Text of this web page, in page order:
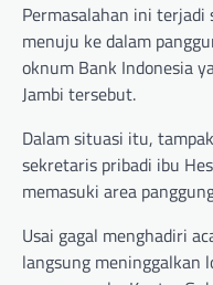
Permasalahan ini terjadi
menuju ke dalam
oknum Bank Indonesia
Jambi tersebut.
Dalam situasi itu,
sekretaris pribadi ibu
memasuki area
Usai gagal menghadiri
langsung meninggalkan